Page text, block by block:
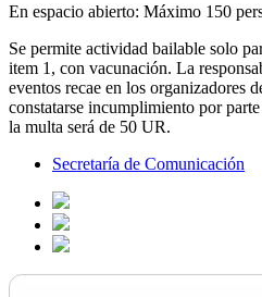
En espacio abierto: Máximo 150
Se permite actividad bailable solo
item 1, con vacunación. La
eventos recae en los organizadores
constatarse incumplimiento por
la multa será de 50 UR.
Secretaría de Comunicación